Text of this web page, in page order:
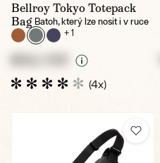
Bellroy Tokyo Totepack
Bag Batoh, který lze nosit i v ruce
+ 1
(4x)